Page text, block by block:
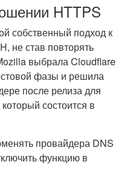
HTTPS
собственный подход к
не став повторять
выбрала Cloudflare
фазы и решила
после релиза для
состоится в
провайдера DNS
функцию в